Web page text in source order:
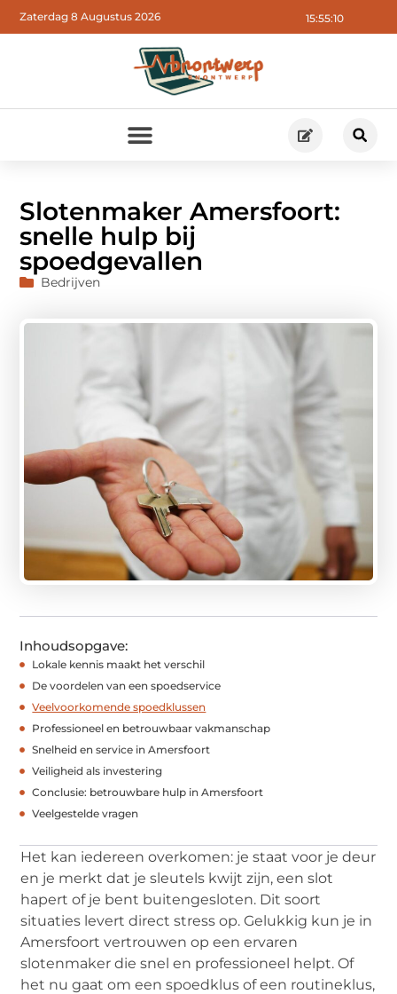
15:55:12
Zaterdag 8 Augustus 2026
Slotenmaker Amersfoort:
snelle hulp bij
spoedgevallen
Bedrijven
Inhoudsopgave:
Lokale kennis maakt het verschil
De voordelen van een spoedservice
Veelvoorkomende spoedklussen
Professioneel en betrouwbaar vakmanschap
Snelheid en service in Amersfoort
Veiligheid als investering
Conclusie: betrouwbare hulp in Amersfoort
Veelgestelde vragen
Het kan iedereen overkomen: je staat voor je deur
en je merkt dat je sleutels kwijt zijn, een slot
hapert of je bent buitengesloten. Dit soort
situaties levert direct stress op. Gelukkig kun je in
Amersfoort vertrouwen op een ervaren
slotenmaker die snel en professioneel helpt. Of
het nu gaat om een spoedklus of een routineklus,